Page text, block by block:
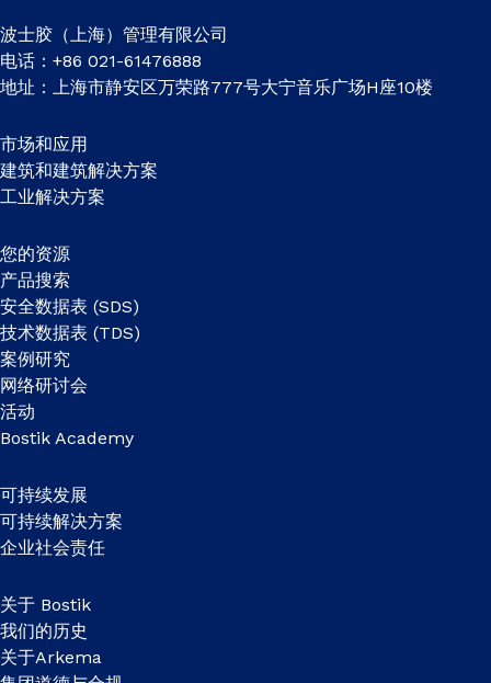
波士胶（上海）管理有限公司
电话：+86 021-61476888
地址：上海市静安区万荣路777号大宁音乐广场H座10楼
市场和应用
建筑和建筑解决方案
工业解决方案
您的资源
产品搜索
安全数据表 (SDS)
技术数据表 (TDS)
案例研究
网络研讨会
活动
Bostik Academy
可持续发展
可持续解决方案
企业社会责任
关于 Bostik
我们的历史
关于Arkema